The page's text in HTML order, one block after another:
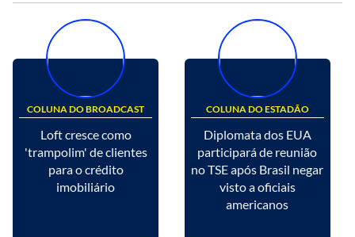
COLUNA DO BROADCAST
Loft cresce como
'trampolim' de clientes
para o crédito
imobiliário
COLUNA DO ESTADÃO
Diplomata dos EUA
participará de reunião
no TSE após Brasil negar
visto a oficiais
americanos